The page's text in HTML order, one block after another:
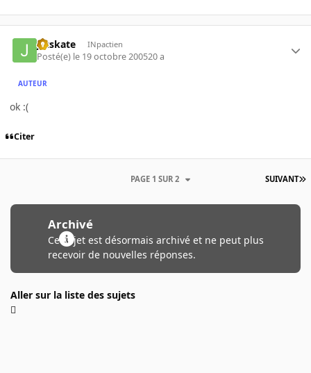
jetskate INpactien
Posté(e) le 19 octobre 200520 a
AUTEUR
ok :(
Citer
SUIVANT
PAGE 1 SUR 2
Archivé
Ce sujet est désormais archivé et ne peut plus
recevoir de nouvelles réponses.
Aller sur la liste des sujets